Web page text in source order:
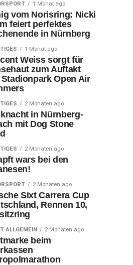
1 Monat ago
vom Norisring: Nicki
feiert perfektes
in Nürnberg
1 Monat ago
Weiss sorgt für
zum Auftakt
Open Air
2 Monaten ago
in Nürnberg-
mit Dog Stone
2 Monaten ago
wars bei den
2 Monaten ago
Sixt Carrera Cup
Rennen 10,
ALLGEMEIN 2 Monaten ago
beim